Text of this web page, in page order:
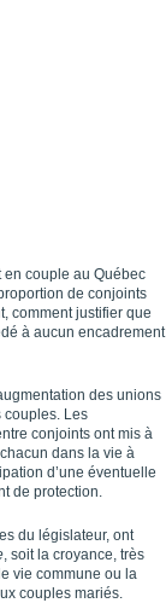
couple au Québec
de conjoints
comment justifier que
à aucun encadrement
des unions
couples. Les
conjoints ont mis à
chacun dans la vie à
d’une éventuelle
de protection.
du législateur, ont
, soit la croyance, très
vie commune ou la
couples mariés.